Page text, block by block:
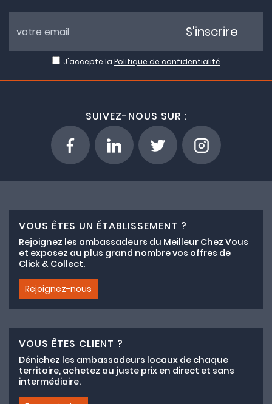
J'accepte la Politique de confidentialité
S'inscrire
SUIVEZ-NOUS SUR :
VOUS ÊTES UN ÉTABLISSEMENT ?
Rejoignez les ambassadeurs du Meilleur Chez Vous
et exposez au plus grand nombre vos offres de
Click & Collect.
Rejoignez-nous
VOUS ÊTES CLIENT ?
Dénichez les ambassadeurs locaux de chaque
territoire, achetez au juste prix en direct et sans
intermédiaire.